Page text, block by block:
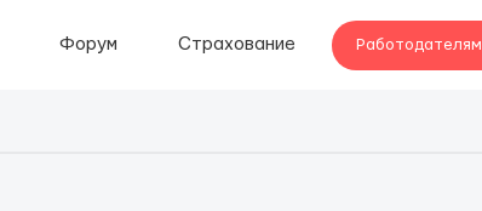
Форум Страхование Работодателям